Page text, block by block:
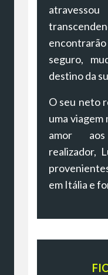
seguro,
destino da
O seu neto
uma viagem
amor
realizador,
em Itália e